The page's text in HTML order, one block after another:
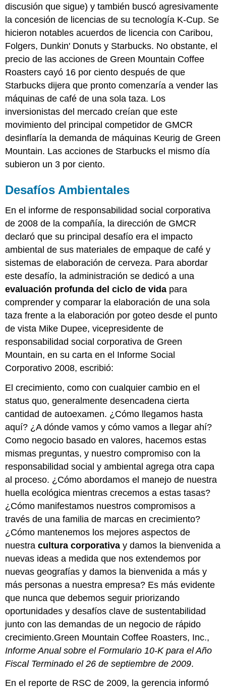
discusión que sigue) y también buscó agresivamente
la concesión de licencias de su tecnología K-Cup. Se
hicieron notables acuerdos de licencia con Caribou,
Folgers, Dunkin' Donuts y Starbucks. No obstante, el
precio de las acciones de Green Mountain Coffee
Roasters cayó 16 por ciento después de que
Starbucks dijera que pronto comenzaría a vender las
máquinas de café de una sola taza. Los
inversionistas del mercado creían que este
movimiento del principal competidor de GMCR
desinflaría la demanda de máquinas Keurig de Green
Mountain. Las acciones de Starbucks el mismo día
subieron un 3 por ciento.
Desafíos Ambientales
En el informe de responsabilidad social corporativa
de 2008 de la compañía, la dirección de GMCR
declaró que su principal desafío era el impacto
ambiental de sus materiales de empaque de café y
sistemas de elaboración de cerveza. Para abordar
este desafío, la administración se dedicó a una
evaluación profunda del ciclo de vida para
comprender y comparar la elaboración de una sola
taza frente a la elaboración por goteo desde el punto
de vista Mike Dupee, vicepresidente de
responsabilidad social corporativa de Green
Mountain, en su carta en el Informe Social
Corporativo 2008, escribió:
El crecimiento, como con cualquier cambio en el
status quo, generalmente desencadena cierta
cantidad de autoexamen. ¿Cómo llegamos hasta
aquí? ¿A dónde vamos y cómo vamos a llegar ahí?
Como negocio basado en valores, hacemos estas
mismas preguntas, y nuestro compromiso con la
responsabilidad social y ambiental agrega otra capa
al proceso. ¿Cómo abordamos el manejo de nuestra
huella ecológica mientras crecemos a estas tasas?
¿Cómo manifestamos nuestros compromisos a
través de una familia de marcas en crecimiento?
¿Cómo mantenemos los mejores aspectos de
nuestracultura corporativa y damos la bienvenida a
nuevas ideas a medida que nos extendemos por
nuevas geografías y damos la bienvenida a más y
más personas a nuestra empresa? Es más evidente
que nunca que debemos seguir priorizando
oportunidades y desafíos clave de sustentabilidad
junto con las demandas de un negocio de rápido
crecimiento.Green Mountain Coffee Roasters, Inc.,
Informe Anual sobre el Formulario 10-K para el Año
Fiscal Terminado el 26 de septiembre de 2009.
En el reporte de RSC de 2009, la gerencia informó